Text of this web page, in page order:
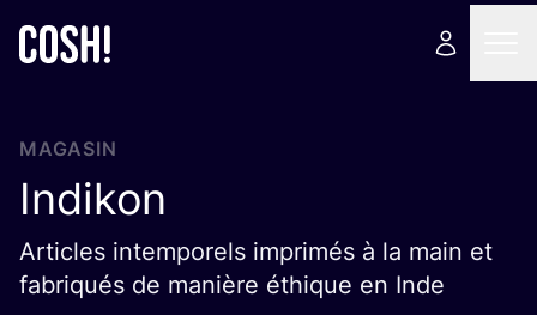
MAGASIN
Indikon
Articles intemporels imprimés à la main et
fabriqués de manière éthique en Inde